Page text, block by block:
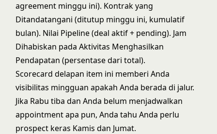
agreement minggu ini). Kontrak yang
Ditandatangani (ditutup minggu ini, kumulatif
bulan). Nilai Pipeline (deal aktif + pending). Jam
Dihabiskan pada Aktivitas Menghasilkan
Pendapatan (persentase dari total).
Scorecard delapan item ini memberi Anda
visibilitas mingguan apakah Anda berada di jalur.
Jika Rabu tiba dan Anda belum menjadwalkan
appointment apa pun, Anda tahu Anda perlu
prospect keras Kamis dan Jumat.